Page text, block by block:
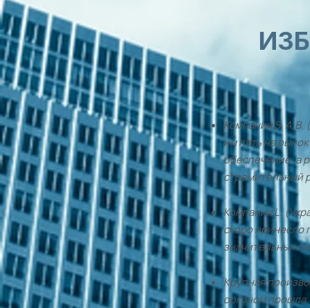
Компания S.
им путь на
обеспечение, а
стремительный
Компания L.
скоро принесло
значительных
Крупная
органом прошла